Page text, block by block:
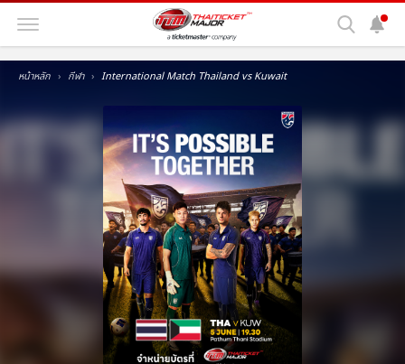
หน้าหลัก กีฬา International Match Thailand vs Kuwait